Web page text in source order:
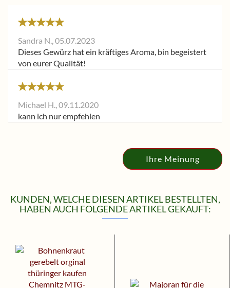
Sandra N.,05.07.2023
Dieses Gewürz hat ein kräftiges Aroma, bin begeistert
von eurer Qualität!
Michael H.,09.11.2020
kann ich nur empfehlen
Ihre Meinung
KUNDEN, WELCHE DIESEN ARTIKEL BESTELLTEN,
HABEN AUCH FOLGENDE ARTIKEL GEKAUFT: